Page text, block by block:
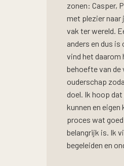
zonen: Casper,
met plezier naar
vak ter wereld.
anders en dus
vind het daarom
behoefte van de
ouderschap
doel. Ik hoop
kunnen en
proces wat
belangrijk is. Ik
begeleiden en